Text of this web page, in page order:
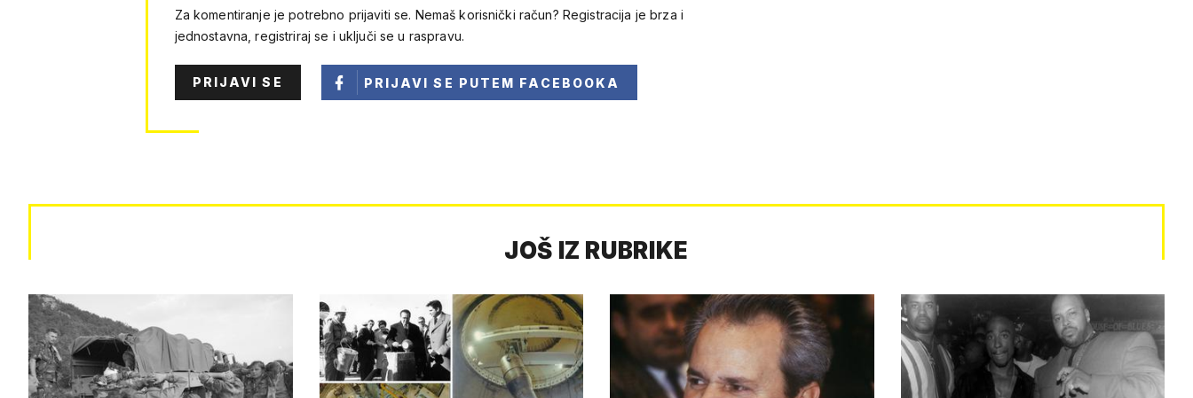
Za komentiranje je potrebno prijaviti se. Nemaš korisnički račun? Registracija je brza i
jednostavna, registriraj se i uključi se u raspravu.
PRIJAVI SE PRIJAVI SE PUTEM FACEBOOKA
JOŠ IZ RUBRIKE